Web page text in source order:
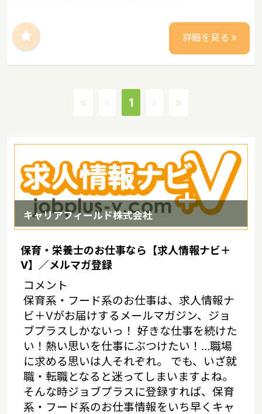
詳細を見る
1
キャリアフィールド株式会社
保育・栄養士のお仕事なら【求人情報ナビ＋
V】／メルマガ登録
コメント
保育系・フード系のお仕事は、求人情報ナ
ビ＋Vがお届けするメールマガジン、ジョ
ブプラスしかないっ！ 好きな仕事を続けた
い！熱い思いを仕事にぶつけたい！…職場
に求める思いは人それぞれ。 でも、いざ就
職・転職となると迷ってしまいますよね。
そんな時ジョブプラスに登録すれば、保育
系・フード系のお仕事情報をいち早くキャ